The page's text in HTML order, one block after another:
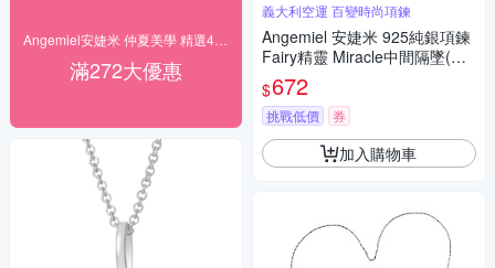
滿272大優惠
義大利空運 百變時尚項鍊
Angemiel 安婕米 925純銀項鍊
Fairy精靈 Miracle中間隔墜(紫
鑽.銀)
$672
挑戰低價 券
加入購物車